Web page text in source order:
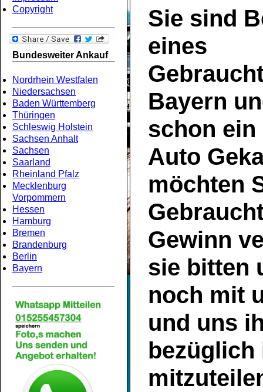
Copyright
Bundesweiter Ankauf
Nordrhein Westfalen
Niedersachsen
Baden Württemberg
Thüringen
Schleswig Holstein
Sachsen Anhalt
Sachsen
Saarland
Rheinland Pfalz
Mecklenburg
Vorpommern
Hessen
Hamburg
Bremen
Brandenburg
Berlin
Bayern
Sie sind
eines
Bayern
schon ein
Auto
möchten
Gewinn
sie bitten
noch mit
und uns